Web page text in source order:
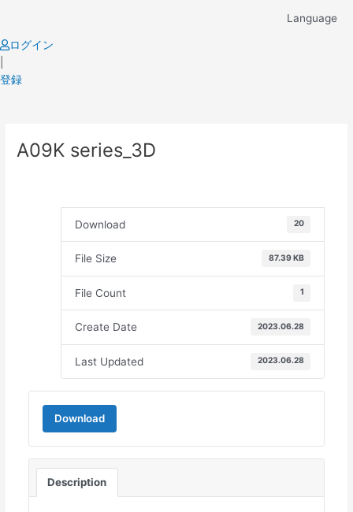
content
Language
ログイン
登録
A09K series_3D
Download 20
File Size 87.39 KB
File Count 1
Create Date 2023.06.28
Last Updated 2023.06.28
Download
Description
navigation